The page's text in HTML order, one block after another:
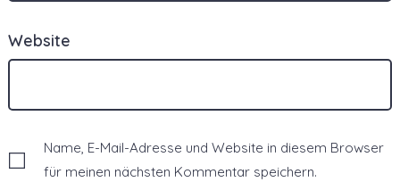
Website
Name, E-Mail-Adresse und Website in diesem Browser
für meinen nächsten Kommentar speichern.